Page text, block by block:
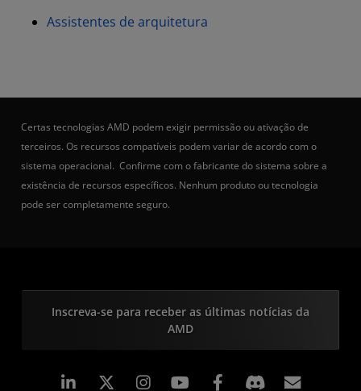
Assistentes de arquitetura
Certas tecnologias AMD podem exigir permissão ou ativação de
terceiros. Os recursos compatíveis podem variar de acordo com o
sistema operacional. Confirme com o fabricante do sistema sobre a
existência de recursos específicos. Nenhum produto ou tecnologia
pode ser completamente seguro.
Inscreva-se para receber as últimas notícias da
AMD
Linkedin Instagram Facebook